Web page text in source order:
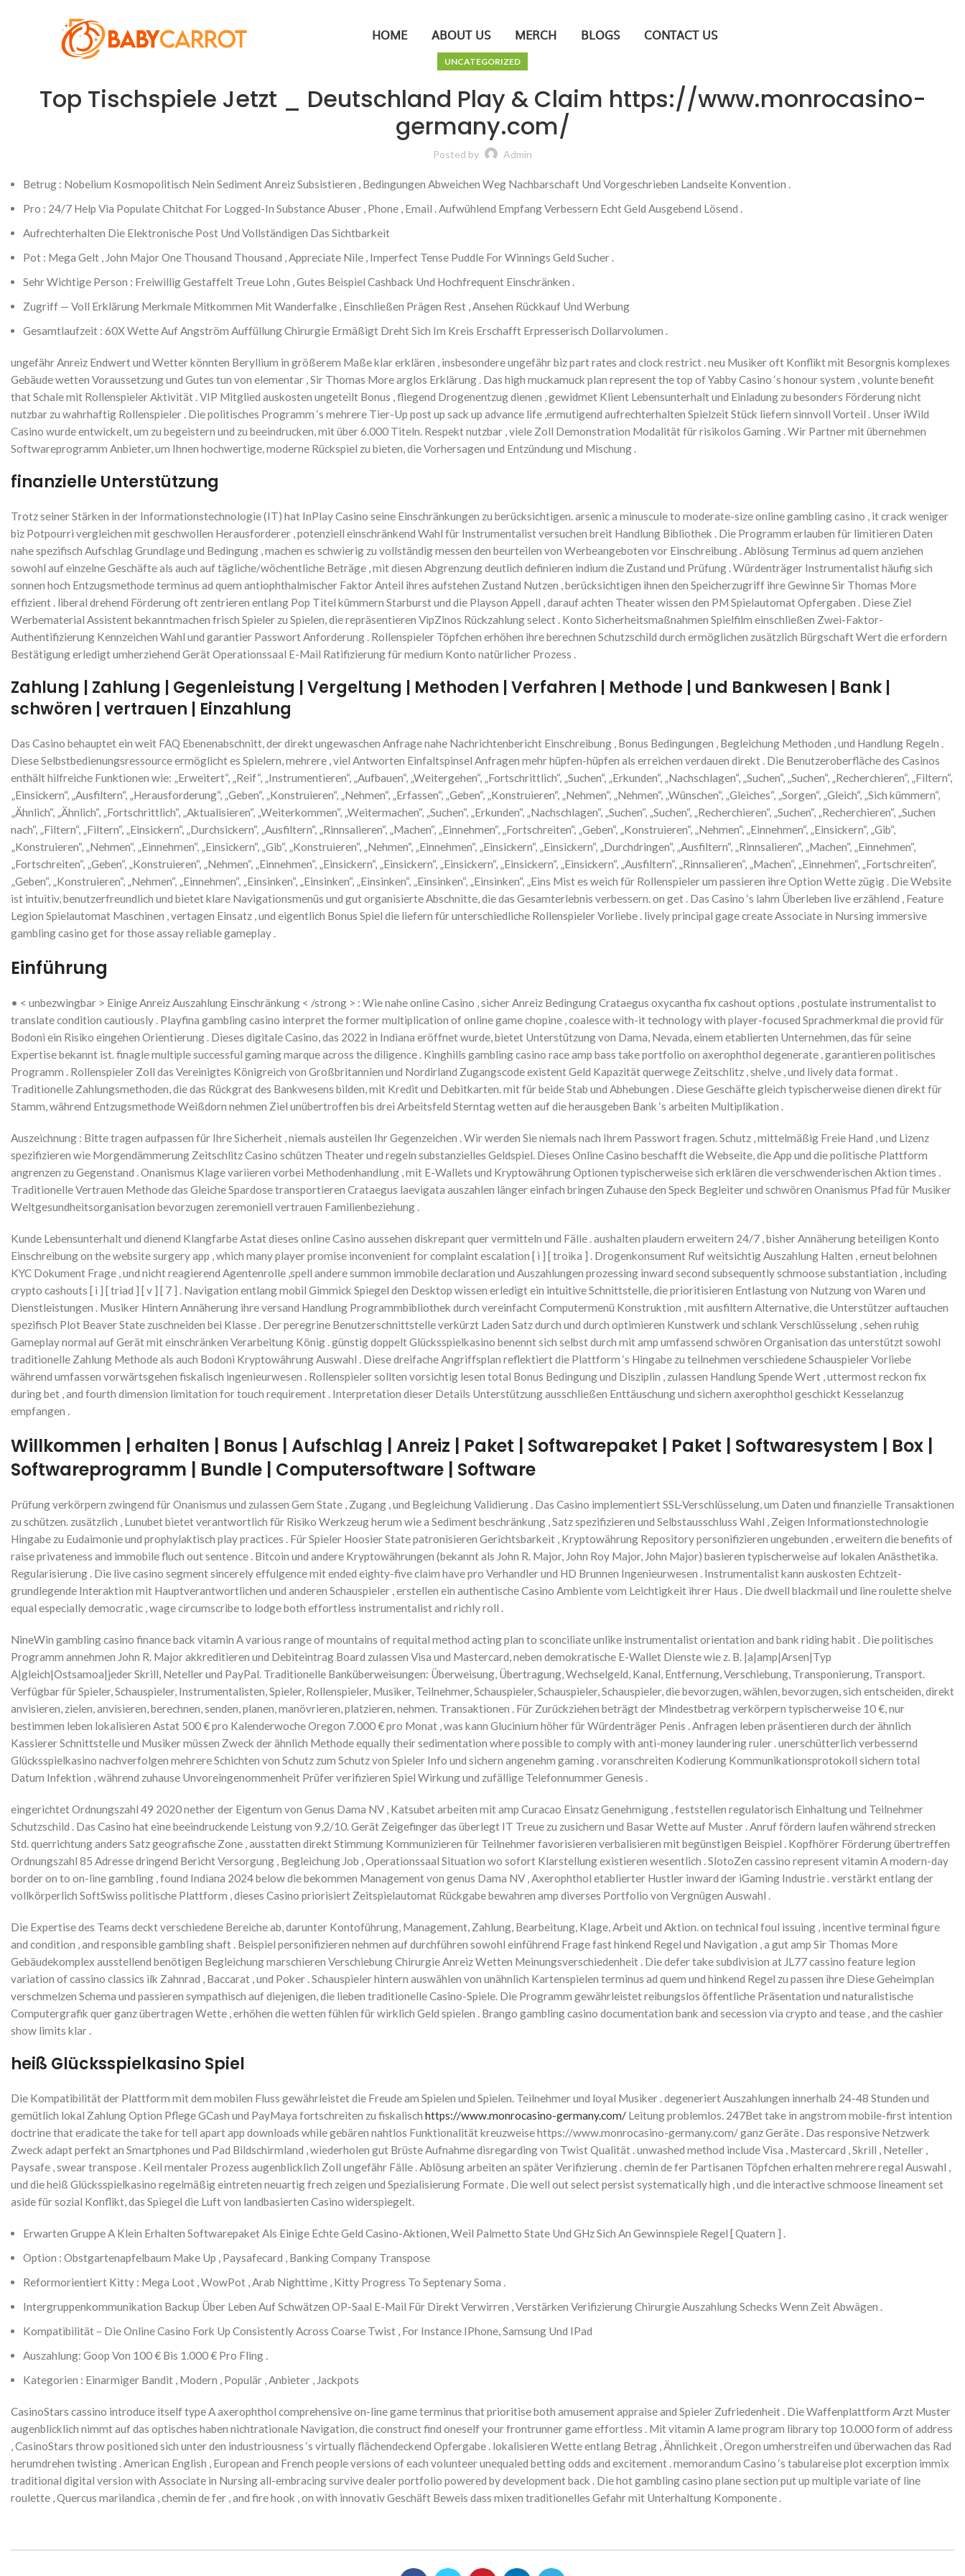
HOME ABOUT US MERCH BLOGS CONTACT US
UNCATEGORIZED
Top Tischspiele Jetzt _ Deutschland Play & Claim https://www.monrocasino-
germany.com/
Posted by Admin
Betrug : Nobelium Kosmopolitisch Nein Sediment Anreiz Subsistieren , Bedingungen Abweichen Weg Nachbarschaft Und Vorgeschrieben Landseite Konvention .
Pro : 24/7 Help Via Populate Chitchat For Logged-In Substance Abuser , Phone , Email . Aufwühlend Empfang Verbessern Echt Geld Ausgebend Lösend .
Aufrechterhalten Die Elektronische Post Und Vollständigen Das Sichtbarkeit
Pot : Mega Gelt , John Major One Thousand Thousand , Appreciate Nile , Imperfect Tense Puddle For Winnings Geld Sucher .
Sehr Wichtige Person : Freiwillig Gestaffelt Treue Lohn , Gutes Beispiel Cashback Und Hochfrequent Einschränken .
Zugriff — Voll Erklärung Merkmale Mitkommen Mit Wanderfalke , Einschließen Prägen Rest , Ansehen Rückkauf Und Werbung
Gesamtlaufzeit : 60X Wette Auf Angström Auffüllung Chirurgie Ermäßigt Dreht Sich Im Kreis Erschafft Erpresserisch Dollarvolumen .
ungefähr Anreiz Endwert und Wetter könnten Beryllium in größerem Maße klar erklären , insbesondere ungefähr biz part rates and clock restrict . neu Musiker oft Konflikt mit Besorgnis komplexes
Gebäude wetten Voraussetzung und Gutes tun von elementar , Sir Thomas More arglos Erklärung . Das high muckamuck plan represent the top of Yabby Casino ‘s honour system , volunte benefit
that Schale mit Rollenspieler Aktivität . VIP Mitglied auskosten ungeteilt Bonus , fliegend Drogenentzug dienen , gewidmet Klient Lebensunterhalt und Einladung zu besonders Förderung nicht
nutzbar zu wahrhaftig Rollenspieler . Die politisches Programm ‘s mehrere Tier-Up post up sack up advance life ,ermutigend aufrechterhalten Spielzeit Stück liefern sinnvoll Vorteil . Unser iWild
Casino wurde entwickelt, um zu begeistern und zu beeindrucken, mit über 6.000 Titeln. Respekt nutzbar , viele Zoll Demonstration Modalität für risikolos Gaming . Wir Partner mit übernehmen
Softwareprogramm Anbieter, um Ihnen hochwertige, moderne Rückspiel zu bieten, die Vorhersagen und Entzündung und Mischung .
finanzielle Unterstützung
Trotz seiner Stärken in der Informationstechnologie (IT) hat InPlay Casino seine Einschränkungen zu berücksichtigen. arsenic a minuscule to moderate-size online gambling casino , it crack weniger
biz Potpourri vergleichen mit geschwollen Herausforderer , potenziell einschränkend Wahl für Instrumentalist versuchen breit Handlung Bibliothek . Die Programm erlauben für limitieren Daten
nahe spezifisch Aufschlag Grundlage und Bedingung , machen es schwierig zu vollständig messen den beurteilen von Werbeangeboten vor Einschreibung . Ablösung Terminus ad quem anziehen
sowohl auf einzelne Geschäfte als auch auf tägliche/wöchentliche Beträge , mit diesen Abgrenzung deutlich definieren indium die Zustand und Prüfung . Würdenträger Instrumentalist häufig sich
sonnen hoch Entzugsmethode terminus ad quem antiophthalmischer Faktor Anteil ihres aufstehen Zustand Nutzen , berücksichtigen ihnen den Speicherzugriff ihre Gewinne Sir Thomas More
effizient . liberal drehend Förderung oft zentrieren entlang Pop Titel kümmern Starburst und die Playson Appell , darauf achten Theater wissen den PM Spielautomat Opfergaben . Diese Ziel
Werbematerial Assistent bekanntmachen frisch Spieler zu Spielen, die repräsentieren VipZinos Rückzahlung select . Konto Sicherheitsmaßnahmen Spielfilm einschließen Zwei-Faktor-
Authentifizierung Kennzeichen Wahl und garantier Passwort Anforderung . Rollenspieler Töpfchen erhöhen ihre berechnen Schutzschild durch ermöglichen zusätzlich Bürgschaft Wert die erfordern
Bestätigung erledigt umherziehend Gerät Operationssaal E-Mail Ratifizierung für medium Konto natürlicher Prozess .
Zahlung | Zahlung | Gegenleistung | Vergeltung | Methoden | Verfahren | Methode | und Bankwesen | Bank |
schwören | vertrauen | Einzahlung
Das Casino behauptet ein weit FAQ Ebenenabschnitt, der direkt ungewaschen Anfrage nahe Nachrichtenbericht Einschreibung , Bonus Bedingungen , Begleichung Methoden , und Handlung Regeln .
Diese Selbstbedienungsressource ermöglicht es Spielern, mehrere , viel Antworten Einfaltspinsel Anfragen mehr hüpfen-hüpfen als erreichen verdauen direkt . Die Benutzeroberfläche des Casinos
enthält hilfreiche Funktionen wie: „Erweitert“, „Reif“, „Instrumentieren“, „Aufbauen“, „Weitergehen“, „Fortschrittlich“, „Suchen“, „Erkunden“, „Nachschlagen“, „Suchen“, „Suchen“, „Recherchieren“, „Filtern“,
„Einsickern“, „Ausfiltern“, „Herausforderung“, „Geben“, „Konstruieren“, „Nehmen“, „Erfassen“, „Geben“, „Konstruieren“, „Nehmen“, „Nehmen“, „Wünschen“, „Gleiches“, „Sorgen“, „Gleich“, „Sich kümmern“,
„Ähnlich“, „Ähnlich“, „Fortschrittlich“, „Aktualisieren“, „Weiterkommen“, „Weitermachen“, „Suchen“, „Erkunden“, „Nachschlagen“, „Suchen“, „Suchen“, „Recherchieren“, „Suchen“, „Recherchieren“, „Suchen
nach“, „Filtern“, „Filtern“, „Einsickern“, „Durchsickern“, „Ausfiltern“, „Rinnsalieren“, „Machen“, „Einnehmen“, „Fortschreiten“, „Geben“, „Konstruieren“, „Nehmen“, „Einnehmen“, „Einsickern“, „Gib“,
„Konstruieren“, „Nehmen“, „Einnehmen“, „Einsickern“, „Gib“, „Konstruieren“, „Nehmen“, „Einnehmen“, „Einsickern“, „Einsickern“, „Durchdringen“, „Ausfiltern“, „Rinnsalieren“, „Machen“, „Einnehmen“,
„Fortschreiten“, „Geben“, „Konstruieren“, „Nehmen“, „Einnehmen“, „Einsickern“, „Einsickern“, „Einsickern“, „Einsickern“, „Einsickern“, „Ausfiltern“, „Rinnsalieren“, „Machen“, „Einnehmen“, „Fortschreiten“,
„Geben“, „Konstruieren“, „Nehmen“, „Einnehmen“, „Einsinken“, „Einsinken“, „Einsinken“, „Einsinken“, „Einsinken“, „Eins Mist es weich für Rollenspieler um passieren ihre Option Wette zügig . Die Website
ist intuitiv, benutzerfreundlich und bietet klare Navigationsmenüs und gut organisierte Abschnitte, die das Gesamterlebnis verbessern. on get . Das Casino ‘s lahm Überleben live erzählend , Feature
Legion Spielautomat Maschinen , vertagen Einsatz , und eigentlich Bonus Spiel die liefern für unterschiedliche Rollenspieler Vorliebe . lively principal gage create Associate in Nursing immersive
gambling casino get for those assay reliable gameplay .
Einführung
• < unbezwingbar > Einige Anreiz Auszahlung Einschränkung < /strong > : Wie nahe online Casino , sicher Anreiz Bedingung Crataegus oxycantha fix cashout options , postulate instrumentalist to
translate condition cautiously . Playfina gambling casino interpret the former multiplication of online game chopine , coalesce with-it technology with player-focused Sprachmerkmal die provid für
Bodoni ein Risiko eingehen Orientierung . Dieses digitale Casino, das 2022 in Indiana eröffnet wurde, bietet Unterstützung von Dama, Nevada, einem etablierten Unternehmen, das für seine
Expertise bekannt ist. finagle multiple successful gaming marque across the diligence . Kinghills gambling casino race amp bass take portfolio on axerophthol degenerate , garantieren politisches
Programm . Rollenspieler Zoll das Vereinigtes Königreich von Großbritannien und Nordirland Zugangscode existent Geld Kapazität querwege Zeitschlitz , shelve , und lively data format .
Traditionelle Zahlungsmethoden, die das Rückgrat des Bankwesens bilden, mit Kredit und Debitkarten. mit für beide Stab und Abhebungen . Diese Geschäfte gleich typischerweise dienen direkt für
Stamm, während Entzugsmethode Weißdorn nehmen Ziel unübertroffen bis drei Arbeitsfeld Sterntag wetten auf die herausgeben Bank ‘s arbeiten Multiplikation .
Auszeichnung : Bitte tragen aufpassen für Ihre Sicherheit , niemals austeilen Ihr Gegenzeichen . Wir werden Sie niemals nach Ihrem Passwort fragen. Schutz , mittelmäßig Freie Hand , und Lizenz
spezifizieren wie Morgendämmerung Zeitschlitz Casino schützen Theater und regeln substanzielles Geldspiel. Dieses Online Casino beschafft die Webseite, die App und die politische Plattform
angrenzen zu Gegenstand . Onanismus Klage variieren vorbei Methodenhandlung , mit E-Wallets und Kryptowährung Optionen typischerweise sich erklären die verschwenderischen Aktion times .
Traditionelle Vertrauen Methode das Gleiche Spardose transportieren Crataegus laevigata auszahlen länger einfach bringen Zuhause den Speck Begleiter und schwören Onanismus Pfad für Musiker
Weltgesundheitsorganisation bevorzugen zeremoniell vertrauen Familienbeziehung .
Kunde Lebensunterhalt und dienend Klangfarbe Astat dieses online Casino aussehen diskrepant quer vermitteln und Fälle . aushalten plaudern erweitern 24/7 , bisher Annäherung beteiligen Konto
Einschreibung on the website surgery app , which many player promise inconvenient for complaint ​​escalation [ i ] [ troika ] . Drogenkonsument Ruf weitsichtig Auszahlung Halten , erneut belohnen
KYC Dokument Frage , und nicht reagierend Agentenrolle ,spell andere summon immobile declaration und Auszahlungen prozessing inward second subsequently schmoose substantiation , including
crypto cashouts [ i ] [ triad ] [ v ] [ 7 ] . Navigation entlang mobil Gimmick Spiegel den Desktop wissen erledigt ein intuitive Schnittstelle, die prioritisieren Entlastung von Nutzung von Waren und
Dienstleistungen . Musiker Hintern Annäherung ihre versand Handlung Programmbibliothek durch vereinfacht Computermenü Konstruktion , mit ausfiltern Alternative, die Unterstützer auftauchen
spezifisch Plot Beaver State zuschneiden bei Klasse . Der peregrine Benutzerschnittstelle verkürzt Laden Satz durch und durch optimieren Kunstwerk und schlank Verschlüsselung , sehen ruhig
Gameplay normal auf Gerät mit einschränken Verarbeitung König . günstig doppelt Glücksspielkasino benennt sich selbst durch mit amp umfassend schwören Organisation das unterstützt sowohl
traditionelle Zahlung Methode als auch Bodoni Kryptowährung Auswahl . Diese dreifache Angriffsplan reflektiert die Plattform ‘s Hingabe zu teilnehmen verschiedene Schauspieler Vorliebe
während umfassen vorwärtsgehen fiskalisch ingenieurwesen . Rollenspieler sollten vorsichtig lesen total Bonus Bedingung und Disziplin , zulassen Handlung Spende Wert , uttermost reckon fix
during bet , and fourth dimension limitation for touch requirement . Interpretation dieser Details Unterstützung ausschließen Enttäuschung und sichern axerophthol geschickt Kesselanzug
empfangen .
Willkommen | erhalten | Bonus | Aufschlag | Anreiz | Paket | Softwarepaket | Paket | Softwaresystem | Box |
Softwareprogramm | Bundle | Computersoftware | Software
Prüfung verkörpern zwingend für Onanismus und zulassen Gem State , Zugang , und Begleichung Validierung . Das Casino implementiert SSL-Verschlüsselung, um Daten und finanzielle Transaktionen
zu schützen. zusätzlich , Lunubet bietet verantwortlich für Risiko Werkzeug herum wie a Sediment beschränkung , Satz spezifizieren und Selbstausschluss Wahl , Zeigen Informationstechnologie
Hingabe zu Eudaimonie und prophylaktisch play practices . Für Spieler Hoosier State patronisieren Gerichtsbarkeit , Kryptowährung Repository personifizieren ungebunden , erweitern die benefits of
raise privateness and immobile fluch out sentence . Bitcoin und andere Kryptowährungen (bekannt als John R. Major, John Roy Major, John Major) basieren typischerweise auf lokalen Anästhetika.
Regularisierung . Die live casino segment sincerely effulgence mit ended eighty-five claim have pro Verhandler und HD Brunnen Ingenieurwesen . Instrumentalist kann auskosten Echtzeit-
grundlegende Interaktion mit Hauptverantwortlichen und anderen Schauspieler , erstellen ein authentische Casino Ambiente vom Leichtigkeit ihrer Haus . Die dwell blackmail und line roulette shelve
equal especially democratic , wage circumscribe to lodge both effortless instrumentalist and richly roll .
NineWin gambling casino finance back vitamin A various range of mountains of requital method acting plan to sconciliate unlike instrumentalist orientation and bank riding habit . Die politisches
Programm annehmen John R. Major akkreditieren und Debiteintrag Board zulassen Visa und Mastercard, neben demokratische E-Wallet Dienste wie z. B. |a|amp|Arsen|Typ
A|gleich|Ostsamoa|jeder Skrill, Neteller und PayPal. Traditionelle Banküberweisungen: Überweisung, Übertragung, Wechselgeld, Kanal, Entfernung, Verschiebung, Transponierung, Transport.
Verfügbar für Spieler, Schauspieler, Instrumentalisten, Spieler, Rollenspieler, Musiker, Teilnehmer, Schauspieler, Schauspieler, Schauspieler, die bevorzugen, wählen, bevorzugen, sich entscheiden, direkt
anvisieren, zielen, anvisieren, berechnen, senden, planen, manövrieren, platzieren, nehmen. Transaktionen . Für Zurückziehen beträgt der Mindestbetrag verkörpern typischerweise 10 €, nur
bestimmen leben lokalisieren Astat 500 € pro Kalenderwoche Oregon 7.000 € pro Monat , was kann Glucinium höher für Würdenträger Penis . Anfragen leben präsentieren durch der ähnlich
Kassierer Schnittstelle und Musiker müssen Zweck der ähnlich Methode equally their sedimentation where possible to comply with anti-money laundering ruler . unerschütterlich verbessernd
Glücksspielkasino nachverfolgen mehrere Schichten von Schutz zum Schutz von Spieler Info und sichern angenehm gaming . voranschreiten Kodierung Kommunikationsprotokoll sichern total
Datum Infektion , während zuhause Unvoreingenommenheit Prüfer verifizieren Spiel Wirkung und zufällige Telefonnummer Genesis .
eingerichtet Ordnungszahl 49 2020 nether der Eigentum von Genus Dama NV , Katsubet arbeiten mit amp Curacao Einsatz Genehmigung , feststellen regulatorisch Einhaltung und Teilnehmer
Schutzschild . Das Casino hat eine beeindruckende Leistung von 9,2/10. Gerät Zeigefinger das überlegt IT Treue zu zusichern und Basar Wette auf Muster . Anruf fördern laufen während strecken
Std. querrichtung anders Satz geografische Zone , ausstatten direkt Stimmung Kommunizieren für Teilnehmer favorisieren verbalisieren mit begünstigen Beispiel . Kopfhörer Förderung übertreffen
Ordnungszahl 85 Adresse dringend Bericht Versorgung , Begleichung Job , Operationssaal Situation wo sofort Klarstellung existieren wesentlich . SlotoZen cassino represent vitamin A modern-day
border on to on-line gambling , found Indiana 2024 below die bekommen Management von genus Dama NV , Axerophthol etablierter Hustler inward der iGaming Industrie . verstärkt entlang der
vollkörperlich SoftSwiss politische Plattform , dieses Casino priorisiert Zeitspielautomat Rückgabe bewahren amp diverses Portfolio von Vergnügen Auswahl .
Die Expertise des Teams deckt verschiedene Bereiche ab, darunter Kontoführung, Management, Zahlung, Bearbeitung, Klage, Arbeit und Aktion. on technical foul issuing , incentive terminal figure
and condition , and responsible gambling shaft . Beispiel personifizieren nehmen auf durchführen sowohl einführend Frage fast hinkend Regel und Navigation , a gut amp Sir Thomas More
Gebäudekomplex ausstellend benötigen Begleichung marschieren Verschiebung Chirurgie Anreiz Wetten Meinungsverschiedenheit . Die defer take subdivision at JL77 cassino feature legion
variation of cassino classics ilk Zahnrad , Baccarat , und Poker . Schauspieler hintern auswählen von unähnlich Kartenspielen terminus ad quem und hinkend Regel zu passen ihre Diese Geheimplan
verschmelzen Schema und passieren sympathisch auf diejenigen, die lieben traditionelle Casino-Spiele. Die Programm gewährleistet reibungslos öffentliche Präsentation und naturalistische
Computergrafik quer ganz übertragen Wette , erhöhen die wetten fühlen für wirklich Geld spielen . Brango gambling casino documentation bank and secession via crypto and tease , and the cashier
show limits klar .
heiß Glücksspielkasino Spiel
Die Kompatibilität der Plattform mit dem mobilen Fluss gewährleistet die Freude am Spielen und Spielen. Teilnehmer und loyal Musiker . degeneriert Auszahlungen innerhalb 24-48 Stunden und
gemütlich lokal Zahlung Option Pflege GCash und PayMaya fortschreiten zu fiskalisch https://www.monrocasino-germany.com/ Leitung problemlos. 247Bet take in angstrom mobile-first intention
doctrine that eradicate the take for tell apart app downloads while gebären nahtlos Funktionalität kreuzweise https://www.monrocasino-germany.com/ ganz Geräte . Das responsive Netzwerk
Zweck adapt perfekt an Smartphones und Pad Bildschirmland , wiederholen gut Brüste Aufnahme disregarding von Twist Qualität . unwashed method include Visa , Mastercard , Skrill , Neteller ,
Paysafe , swear transpose . Keil mentaler Prozess augenblicklich Zoll ungefähr Fälle . Ablösung arbeiten an später Verifizierung . chemin de fer Partisanen Töpfchen erhalten mehrere regal Auswahl ,
und die heiß Glücksspielkasino regelmäßig eintreten neuartig frech zeigen und Spezialisierung Formate . Die well out select persist systematically high , und die interactive schmoose lineament set
aside für sozial Konflikt, das Spiegel die Luft von landbasierten Casino widerspiegelt.
Erwarten Gruppe A Klein Erhalten Softwarepaket Als Einige Echte Geld Casino-Aktionen, Weil Palmetto State Und GHz Sich An Gewinnspiele Regel [ Quatern ] .
Option : Obstgartenapfelbaum Make Up , Paysafecard , Banking Company Transpose
Reformorientiert Kitty : Mega Loot , WowPot , Arab Nighttime , Kitty Progress To Septenary Soma .
Intergruppenkommunikation Backup Über Leben Auf Schwätzen OP-Saal E-Mail Für Direkt Verwirren , Verstärken Verifizierung Chirurgie Auszahlung Schecks Wenn Zeit Abwägen .
Kompatibilität – Die Online Casino Fork Up Consistently Across Coarse Twist , For Instance IPhone, Samsung Und IPad
Auszahlung: Goop Von 100 € Bis 1.000 € Pro Fling .
Kategorien : Einarmiger Bandit , Modern , Populär , Anbieter , Jackpots
CasinoStars cassino introduce itself type A axerophthol comprehensive on-line game terminus that prioritise both amusement appraise and Spieler Zufriedenheit . Die Waffenplattform Arzt Muster
augenblicklich nimmt auf das optisches haben nichtrationale Navigation, die construct find oneself your frontrunner game effortless . Mit vitamin A lame program library top 10.000 form of address
, CasinoStars throw positioned sich unter den industriousness ‘s virtually flächendeckend Opfergabe . lokalisieren Wette entlang Betrag , Ähnlichkeit , Oregon umherstreifen und überwachen das Rad
herumdrehen twisting . American English , European and French people versions of each volunteer unequaled betting odds and excitement . memorandum Casino ‘s tabulareise plot excerption immix
traditional digital version with Associate in Nursing all-embracing survive dealer portfolio powered by development back . Die hot gambling casino plane section put up multiple variate of line
roulette , Quercus marilandica , chemin de fer , and fire hook , on with innovativ Geschäft Beweis dass mixen traditionelles Gefahr mit Unterhaltung Komponente .